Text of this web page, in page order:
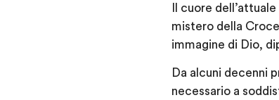
Il cuore
mistero della
immagine di Dio,
Da alcuni decenni
necessario a